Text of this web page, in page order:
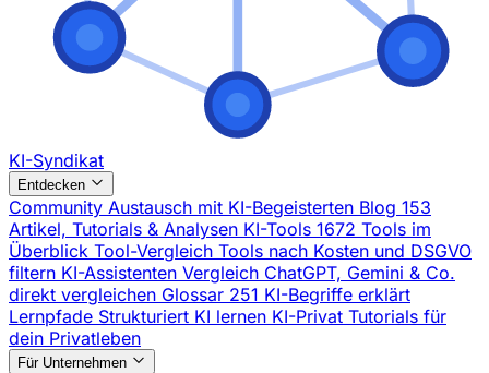
KI-Syndikat
Entdecken
Community Austausch mit KI-Begeisterten Blog 153
Artikel, Tutorials & Analysen KI-Tools 1672 Tools im
Überblick Tool-Vergleich Tools nach Kosten und DSGVO
filtern KI-Assistenten Vergleich ChatGPT, Gemini & Co.
direkt vergleichen Glossar 251 KI-Begriffe erklärt
Lernpfade Strukturiert KI lernen KI-Privat Tutorials für
dein Privatleben
Für Unternehmen